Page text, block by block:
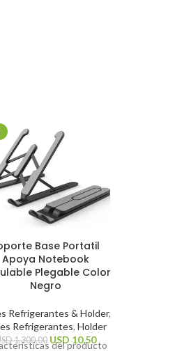
Base Portatil
Apoya Notebook
Plegable Color
Negro
Refrigerantes & Holder,
Refrigerantes, Holder
1.300,00 USD 10,50
del producto